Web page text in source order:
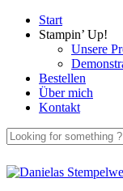
Start
Stampin’ Up!
Unsere
Bestellen
Über mich
Kontakt